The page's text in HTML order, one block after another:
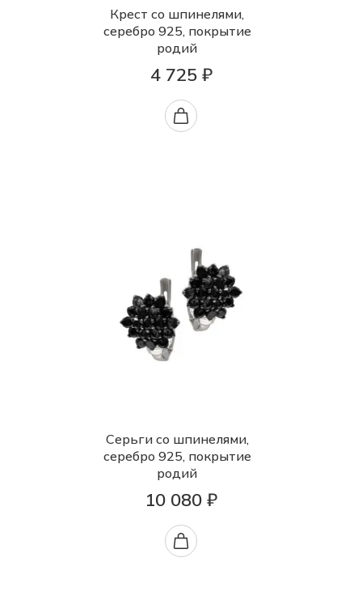
Крест со шпинелями,
серебро 925, покрытие
родий
4 725 ₽
Серьги со шпинелями,
серебро 925, покрытие
родий
10 080 ₽